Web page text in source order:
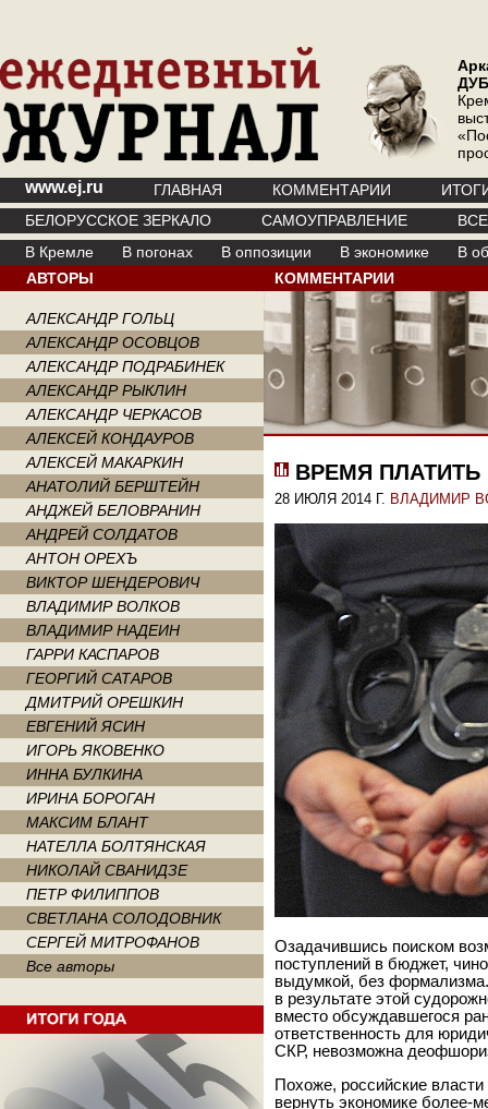
www.ej.ru ГЛАВНАЯ КОММЕНТАРИИ
БЕЛОРУССКОЕ ЗЕРКАЛО
САМОУПРАВЛЕНИЕ
В Кремле
В погонах В оппозиции В экономике
В
АВТОРЫ
АЛЕКСАНДР ГОЛЬЦ
АЛЕКСАНДР ОСОВЦОВ
АЛЕКСАНДР ПОДРАБИНЕК
АЛЕКСАНДР РЫКЛИН
АЛЕКСАНДР ЧЕРКАСОВ
АЛЕКСЕЙ КОНДАУРОВ
АЛЕКСЕЙ МАКАРКИН
АНАТОЛИЙ БЕРШТЕЙН
АНДЖЕЙ БЕЛОВРАНИН
АНДРЕЙ СОЛДАТОВ
АНТОН ОРЕХЪ
ВИКТОР ШЕНДЕРОВИЧ
ВЛАДИМИР ВОЛКОВ
ВЛАДИМИР НАДЕИН
ГАРРИ КАСПАРОВ
ГЕОРГИЙ САТАРОВ
ДМИТРИЙ ОРЕШКИН
ЕВГЕНИЙ ЯСИН
ИГОРЬ ЯКОВЕНКО
ИННА БУЛКИНА
ИРИНА БОРОГАН
МАКСИМ БЛАНТ
НАТЕЛЛА БОЛТЯНСКАЯ
НИКОЛАЙ СВАНИДЗЕ
ПЕТР ФИЛИППОВ
СВЕТЛАНА СОЛОДОВНИК
СЕРГЕЙ МИТРОФАНОВ
Все авторы
КОММЕНТАРИИ
ВРЕМЯ
28 ИЮЛЯ 2014 Г. ВЛАДИМИР
Озадачившись поиском
поступлений в бюджет,
выдумкой, без
в результате этой
вместо обсуждавшегося
ответственность для
СКР, невозможна
Похоже, российские
вернуть экономике более-